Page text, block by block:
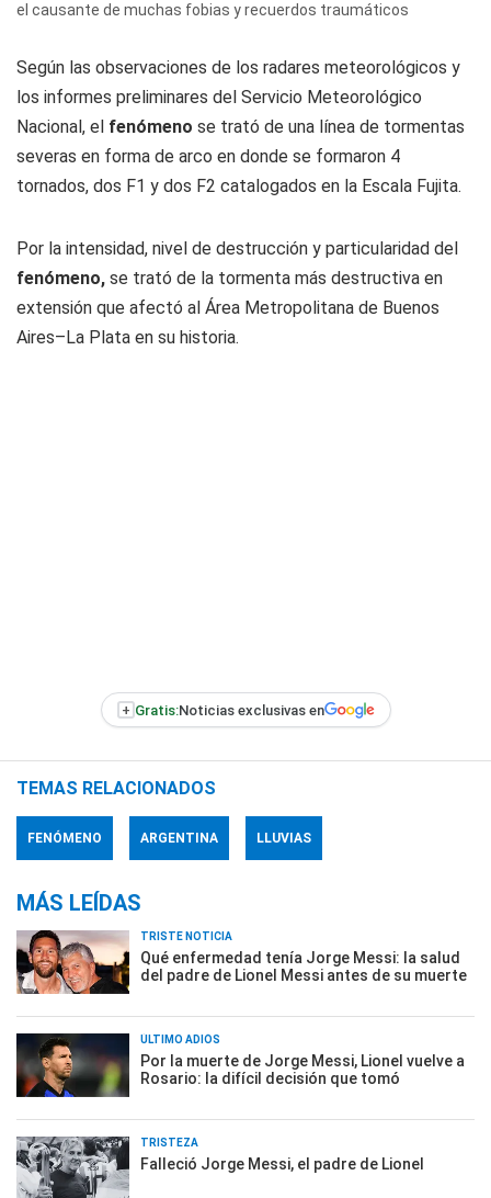
el causante de muchas fobias y recuerdos traumáticos
Según las observaciones de los radares meteorológicos y
los informes preliminares del Servicio Meteorológico
Nacional, el fenómeno se trató de una línea de tormentas
severas en forma de arco en donde se formaron 4
tornados, dos F1 y dos F2 catalogados en la Escala Fujita.
Por la intensidad, nivel de destrucción y particularidad del
fenómeno, se trató de la tormenta más destructiva en
extensión que afectó al Área Metropolitana de Buenos
Aires–La Plata en su historia.
+ Gratis:Noticias exclusivas en
TEMAS RELACIONADOS
FENÓMENO ARGENTINA LLUVIAS
MÁS LEÍDAS
TRISTE NOTICIA
Qué enfermedad tenía Jorge Messi: la salud
del padre de Lionel Messi antes de su muerte
ÚLTIMO ADIÓS
Por la muerte de Jorge Messi, Lionel vuelve a
Rosario: la difícil decisión que tomó
TRISTEZA
Falleció Jorge Messi, el padre de Lionel